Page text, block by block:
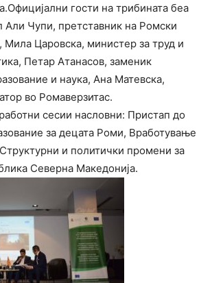
гости на трибината беа
Али Чупи, претставник на Ромски
Мила Царовска, министер за труд и
Петар Атанасов, заменик
и наука, Ана Матевска,
во Ромаверзитас.
сесии насловни: Пристап до
за децата Роми, Вработување
и политички промени за
Северна Македонија.